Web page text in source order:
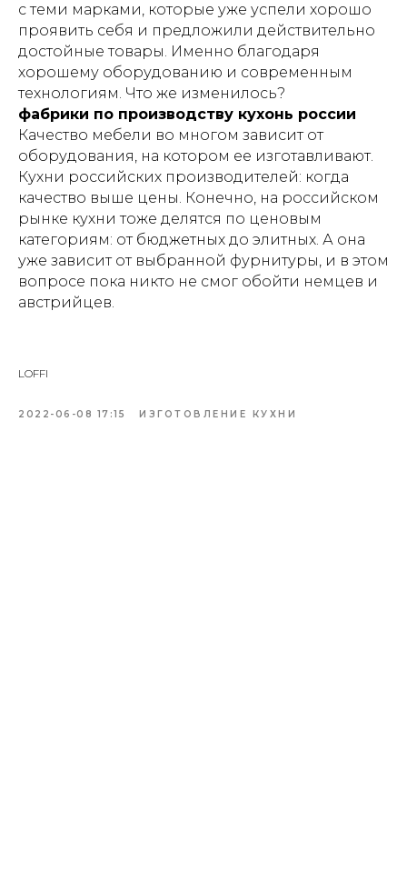
с теми марками, которые уже успели хорошо
проявить себя и предложили действительно
достойные товары. Именно благодаря
хорошему оборудованию и современным
технологиям. Что же изменилось?
фабрики по производству кухонь россии
Качество мебели во многом зависит от
оборудования, на котором ее изготавливают.
Кухни российских производителей: когда
качество выше цены. Конечно, на российском
рынке кухни тоже делятся по ценовым
категориям: от бюджетных до элитных. А она
уже зависит от выбранной фурнитуры, и в этом
вопросе пока никто не смог обойти немцев и
австрийцев.
LOFFI
2022-06-08 17:15 ИЗГОТОВЛЕНИЕ КУХНИ